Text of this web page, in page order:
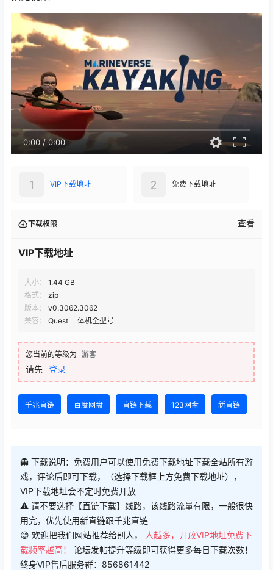
0:00 /0:00
VIP下载地址
1 免费下载地址
2
下载权限 查看
VIP下载地址
大小：
1.44 GB
格式：
zip
版本：
v0.3062.3062
兼容：
Quest 一体机全型号
您当前的等级为 游客
请先 登录
千兆直链 百度网盘 直链下载 123网盘 新直链
👻 下载说明：免费用户可以使用免费下载地址下载全站所有游
戏，评论后即可下载，（选择下载框上方免费下载地址），
VIP下载地址会不定时免费开放
⚠ 请不要选择【直链下载】线路，该线路流量有限，一般很快
用完，优先使用新直链跟千兆直链
😊 欢迎把我们网站推荐给别人，
人越多，开放VIP地址免费下
载频率越高！ 论坛发帖提升等级即可获得更多每日下载次数！
终身VIP售后服务群：856861442